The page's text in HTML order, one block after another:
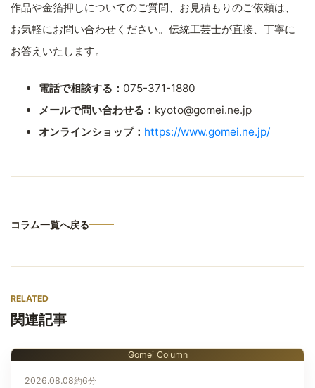
作品や金箔押しについてのご質問、お見積もりのご依頼は、
お気軽にお問い合わせください。伝統工芸士が直接、丁寧に
お答えいたします。
電話で相談する： 075-371-1880
メールで問い合わせる： kyoto@gomei.ne.jp
オンラインショップ： https://www.gomei.ne.jp/
コラム一覧へ戻る
RELATED
関連記事
Gomei Column
2026.08.08約6分